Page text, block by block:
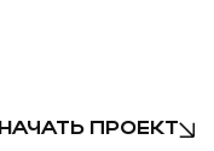
НАЧАТЬ ПРОЕКТ